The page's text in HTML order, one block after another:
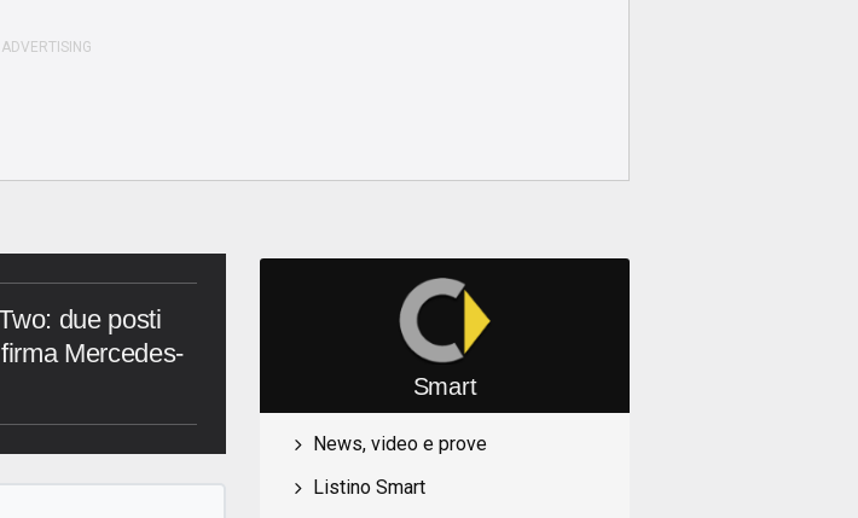
due posti
Mercedes-
Smart
News, video e prove
Listino Smart